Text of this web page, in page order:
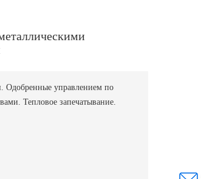
Одобренные управлением по
Тепловое запечатывание.